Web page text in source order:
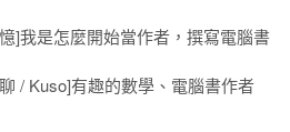
]我是怎麼開始當作者，撰寫電腦書
/ Kuso]有趣的數學、電腦書作者